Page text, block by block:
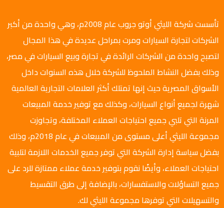
تأسست شركة الليثي أوتو جروب عام 2008م، وهي واحدة من أكبر
الشركات لتجارة السيارات ومرت بمراحل عديدة في هذا المجال
لتصبح واحدة من الشركات الرائدة في تجارة وبيع السيارات في مصر،
وذلك بفضل النشاط الملحوظ للشركة خلال هذه السنوات داخل
الأسواق المصرية حيث إنها تمتلك أكثر العلامات التجارية العالمية
شهرة لجميع أنواع السيارات، وكذلك مع توفير خدمة المبيعات
المرنة التي تلبي جميع احتياجات العملاء المختلفة، وتجاوزت
مجموعة الليثي أعلى مستوى من المبيعات في عام 2018م، وذلك
بفضل سياسة إدارة الشركة التي توفر جميع الخدمات اللازمة لتلبية
احتياجات العملاء، وأيضًا نقوم بتوفير خدمة عملاء ممتازة للرد على
جميع التساؤلات والاستفسارات، بالإضافة إلى طرق التقسيط
والتسهيلات التي توفرها مجموعة الليثي لك.